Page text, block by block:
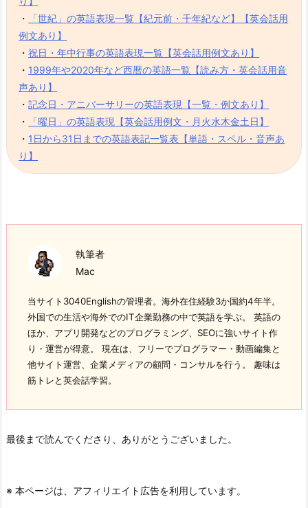
・
「世紀」の英語表現一覧【紀元前・千年紀など】【英会話用
例文あり】
・祝日・年中行事の英語表現一覧【英会話用例文あり】
・ 1999年や2020年など西暦の英語一覧【読み方・英会話用音
声あり】
・記念日・アニバーサリーの英語表現【一覧・例文あり】
・
「曜日」の英語表現【英会話用例文・月火水木金土日】
・ 1日から31日までの英語表記一覧表【単語・スペル・音声あ
り】
執筆者
Mac
当サイト3040Englishの管理者。海外在住経験3か国約4年半。
外国での生活や海外でのIT企業勤務の中で英語を学ぶ。 英語の
ほか、アプリ開発などのプログラミング、SEOに強いサイト作
り・運営が得意。 現在は、フリーでプログラマー・動画編集と
他サイト運営、企業メディアの顧問・コンサルを行う。 趣味は
筋トレと英会話学習。
最後まで読んでくださり、ありがとうございました。
※ 本ページは、アフィリエイト広告を利用しています。